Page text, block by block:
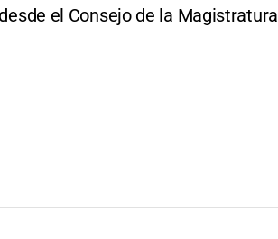
el Consejo de la Magistratura